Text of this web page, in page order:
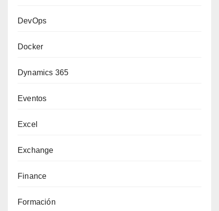
DevOps
Docker
Dynamics 365
Eventos
Excel
Exchange
Finance
Formación